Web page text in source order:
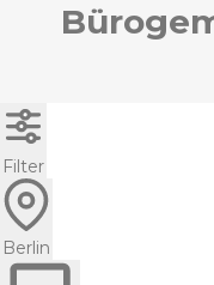
Filter
Berlin